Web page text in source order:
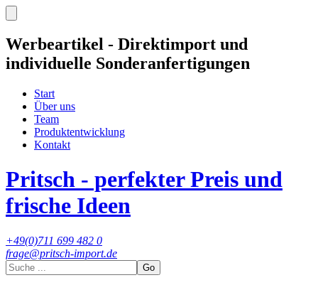
Werbeartikel - Direktimport und
individuelle Sonderanfertigungen
Start
Über uns
Team
Produktentwicklung
Kontakt
Pritsch - perfekter Preis und
frische Ideen
+49(0)711 699 482 0
frage@pritsch-import.de
Go